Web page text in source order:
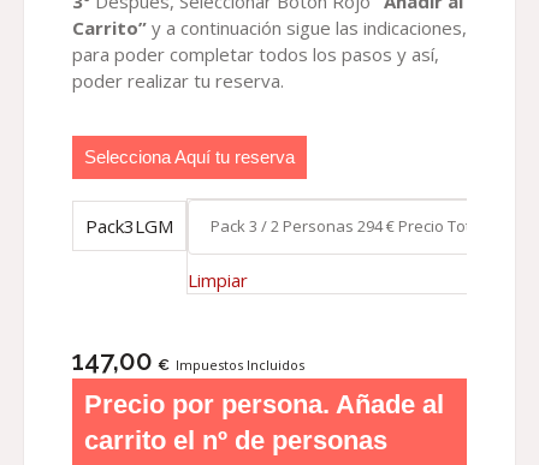
Carrito” y a continuación sigue las indicaciones,
para poder completar todos los pasos y así,
poder realizar tu reserva.
Selecciona Aquí tu reserva
Pack3LGM
Limpiar
147,00 € Impuestos Incluidos
Precio por persona. Añade al
carrito el nº de personas